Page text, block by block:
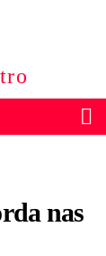
nas